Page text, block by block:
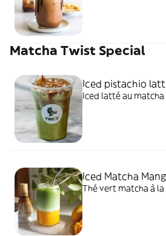
Matcha Twist Special
Iced pistachio
Iced latté au
Iced Matcha
Thé vert matcha à la